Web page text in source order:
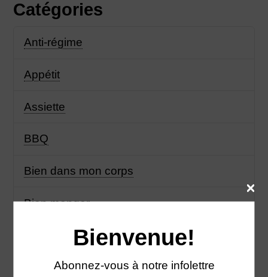
Catégories
Anti-régime
Appétit
Assiette
BBQ
Bien dans mon corps
Bien manger
Biologique
Boisson
Bienvenue!
Abonnez-vous à notre infolettre